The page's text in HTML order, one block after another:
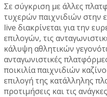
Σε σύγκριση με άλλες
τυχερών παιχνιδιών στην
live διακρίνεται για την
επιλογών, τις
κάλυψη αθλητικών
ανταγωνιστικές
ποικιλία παιχνιδιών
επιλογή της κατάλληλης
προτιμήσεις και τις